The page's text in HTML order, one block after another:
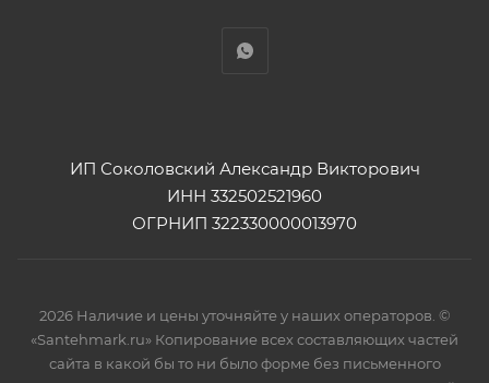
ИП Соколовский Александр Викторович
ИНН 332502521960
ОГРНИП 322330000013970
2026 Наличие и цены уточняйте у наших операторов. ©
«Santehmark.ru» Копирование всех составляющих частей
сайта в какой бы то ни было форме без письменного